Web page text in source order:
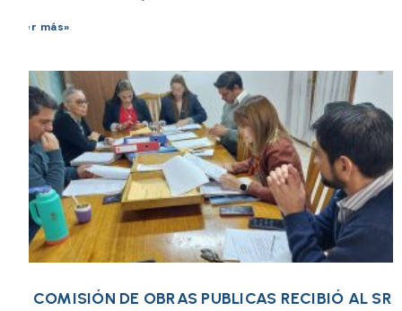
Leer más»
LA COMISIÓN DE OBRAS PUBLICAS RECIBIÓ AL SR